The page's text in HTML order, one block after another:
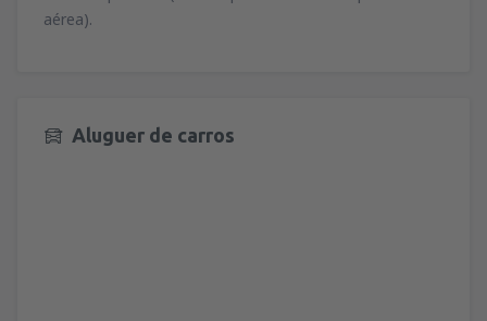
aérea).
Aluguer de carros